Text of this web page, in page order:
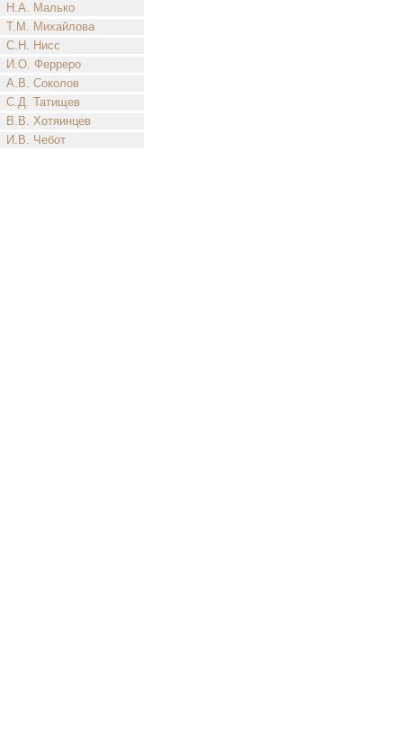
Н.А. Малько
Т.М. Михайлова
С.Н. Нисс
И.О. Ферреро
А.В. Соколов
С.Д. Татищев
В.В. Хотяинцев
И.В. Чебот